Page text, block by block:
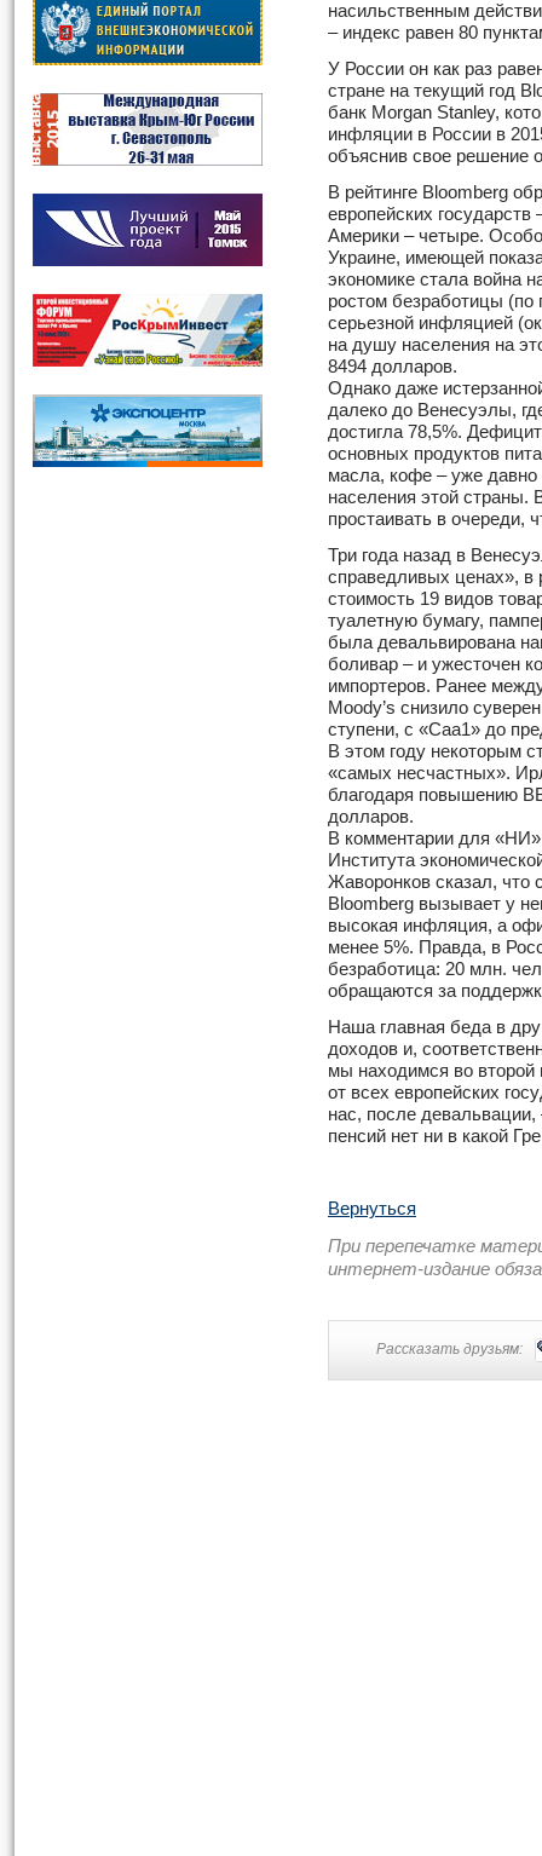
насильственным
– индекс равен 80
У России он как раз
стране на текущий год
банк Morgan Stanley,
инфляции в России в
объяснив свое решение
В рейтинге Bloomberg
европейских
Америки – четыре.
Украине, имеющей
экономике стала война
ростом безработицы (по
серьезной инфляцией
на душу населения на
8494 долларов.
Однако даже
далеко до Венесуэлы,
достигла 78,5%.
основных продуктов
масла, кофе – уже
населения этой страны.
простаивать в очереди,
Три года назад в
справедливых ценах», в
стоимость 19 видов
туалетную бумагу,
была девальвирована
боливар – и ужесточен
импортеров. Ранее
Moody’s снизило
ступени, с «Caa1» до
В этом году некоторым
«самых несчастных».
благодаря повышению
долларов.
В комментарии для
Института
Жаворонков сказал, что
Bloomberg вызывает у
высокая инфляция, а
менее 5%. Правда, в
безработица: 20 млн.
обращаются за
Наша главная беда в
доходов и,
мы находимся во второй
от всех европейских
нас, после девальвации,
пенсий нет ни в какой
Вернуться
При перепечатке
интернет-издание
Рассказать друзьям: